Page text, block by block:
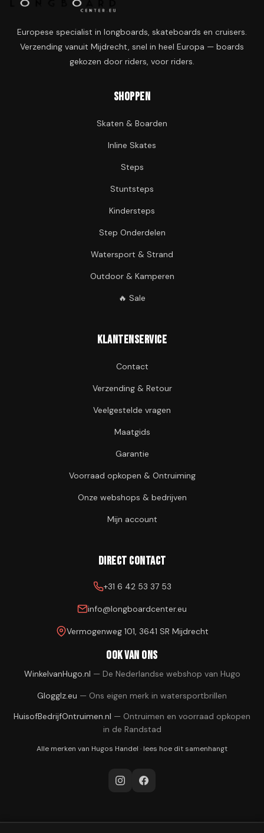
Europese specialist in longboards, skateboards en cruisers.
Verzending vanuit Mijdrecht, snel in heel Europa — boards
gekozen door riders, voor riders.
Shoppen
Skaten & Boarden
Inline Skates
Steps
Stuntsteps
Kindersteps
Step Onderdelen
Watersport & Strand
Outdoor & Kamperen
🔥 Sale
Klantenservice
Contact
Verzending & Retour
Veelgestelde vragen
Maatgids
Garantie
Voorraad opkopen & Ontruiming
Onze webshops & bedrijven
Mijn account
Direct contact
+31 6 42 53 37 53
info@longboardcenter.eu
Vermogenweg 101, 3641 SR Mijdrecht
Ook van ons
WinkelvanHugo.nl — De Nederlandse webshop van Hugo
Glogglz.eu — Ons eigen merk in watersportbrillen
HuisofBedrijfOntruimen.nl — Ontruimen en voorraad opkopen
in de Randstad
Alle merken van Hugos Handel · lees hoe dit samenhangt